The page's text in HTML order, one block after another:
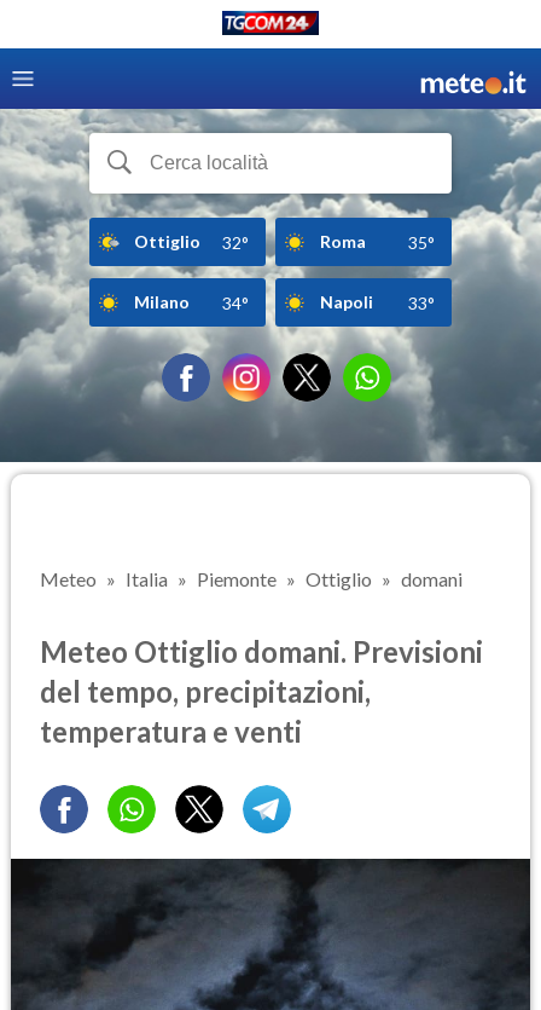
Ottiglio 32° Roma 35°
Milano 34° Napoli 33°
Meteo Italia Piemonte Ottiglio domani
Meteo Ottiglio domani. Previsioni
del tempo, precipitazioni,
temperatura e venti